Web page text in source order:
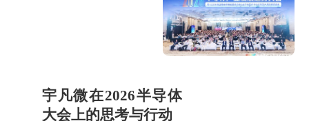
宇凡微在2026半导体
大会上的思考与行动